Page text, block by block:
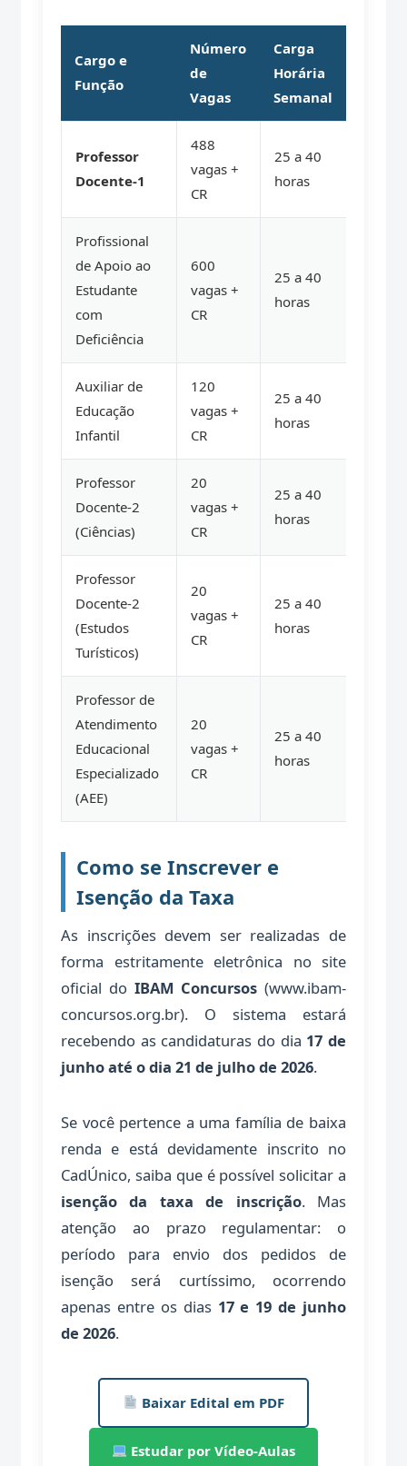
Cargo e
Função
Número
de
Vagas
Carga
Horária
Semanal
Professor
Docente-1
488
vagas +
CR
25 a 40
horas
Profissional
de Apoio ao
Estudante
com
Deficiência
600
vagas +
CR
25 a 40
horas
Auxiliar de
Educação
Infantil
120
vagas +
CR
25 a 40
horas
Professor
Docente-2
(Ciências)
20
vagas +
CR
25 a 40
horas
Professor
Docente-2
(Estudos
Turísticos)
20
vagas +
CR
25 a 40
horas
Professor de
Atendimento
Educacional
Especializado
(AEE)
20
vagas +
CR
25 a 40
horas
Como se Inscrever e
Isenção da Taxa
As inscrições devem ser realizadas de
forma estritamente eletrônica no site
oficial do IBAM Concursos (www.ibam-
concursos.org.br). O sistema estará
recebendo as candidaturas do dia 17 de
junho até o dia 21 de julho de 2026.
Se você pertence a uma família de baixa
renda e está devidamente inscrito no
CadÚnico, saiba que é possível solicitar a
isenção da taxa de inscrição. Mas
atenção ao prazo regulamentar: o
período para envio dos pedidos de
isenção será curtíssimo, ocorrendo
apenas entre os dias 17 e 19 de junho
de 2026.
Baixar Edital em PDF
Estudar por Vídeo-Aulas